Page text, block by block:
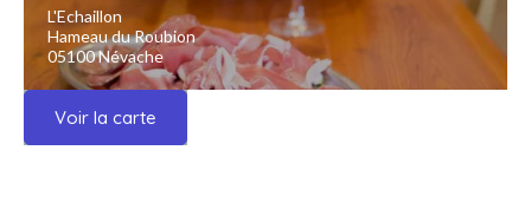
L'Echaillon
Hameau du Roubion
05100 Névache
Voir la carte